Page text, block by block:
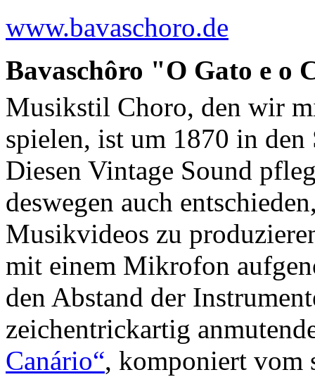
www.bavaschoro.de
Bavaschôro "O Gato e o
Musikstil Choro, den wir
spielen, ist um 1870 in den
Diesen Vintage Sound
deswegen auch
Musikvideos zu
mit einem Mikrofon
den Abstand der
zeichentrickartig
Canário“, komponiert vom